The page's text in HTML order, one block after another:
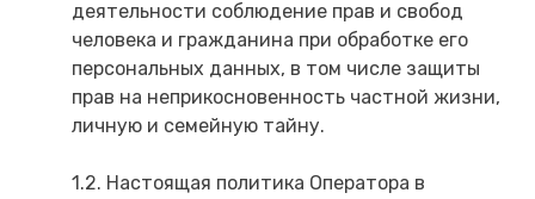
деятельности соблюдение прав и свобод
человека и гражданина при обработке его
персональных данных, в том числе защиты
прав на неприкосновенность частной жизни,
личную и семейную тайну.
1.2. Настоящая политика Оператора в